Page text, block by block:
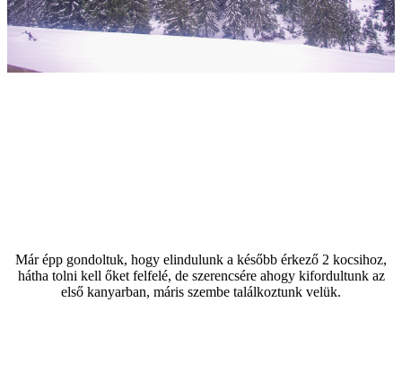
Már épp gondoltuk, hogy elindulunk a később érkező 2 kocsihoz,
hátha tolni kell őket felfelé, de szerencsére ahogy kifordultunk az
első kanyarban, máris szembe találkoztunk velük.